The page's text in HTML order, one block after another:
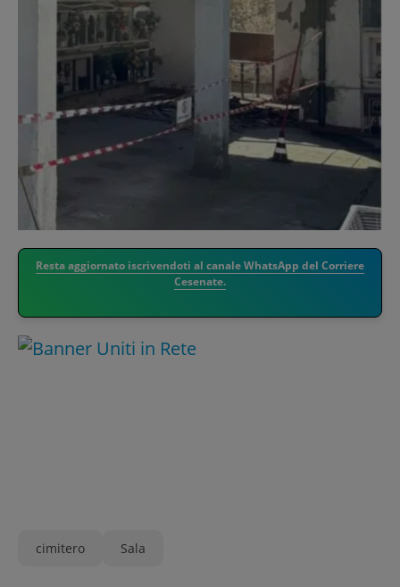
Resta aggiornato iscrivendoti al canale WhatsApp del Corriere
Cesenate.
cimitero Sala